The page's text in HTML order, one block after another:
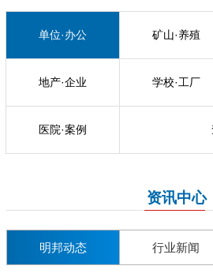
单位·办公 矿山·养殖
地产·企业 学校·工厂
医院·案例
资讯中心
明邦动态 行业新闻